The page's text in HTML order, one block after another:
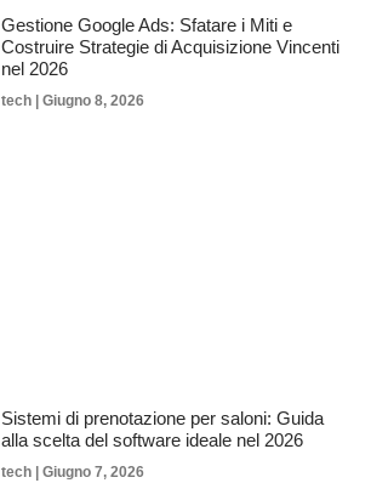
Gestione Google Ads: Sfatare i Miti e
Costruire Strategie di Acquisizione Vincenti
nel 2026
tech Giugno 8, 2026
Sistemi di prenotazione per saloni: Guida
alla scelta del software ideale nel 2026
tech Giugno 7, 2026